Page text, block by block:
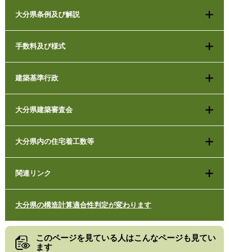
大分県条例及び解説
手数料及び様式
建築基準行政
大分県建築審査会
大分県内の住宅着工数等
関連リンク
大分県の構造計算適合性判定が変わります
このページを見ている人はこんなページも見てい
ます